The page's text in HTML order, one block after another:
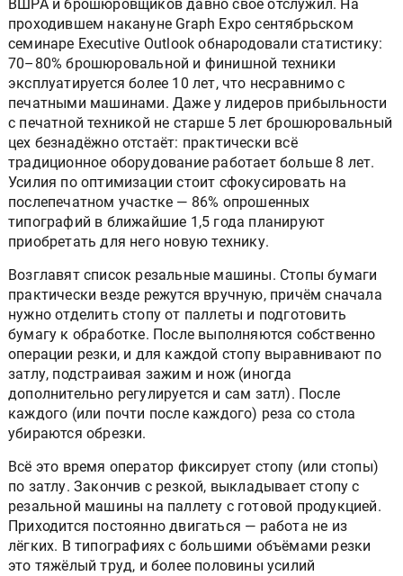
ВШРА и брошюровщиков давно своё отслужил. На
проходившем накануне Graph Expo сентябрьском
семинаре Executive Outlook обнародовали статистику:
70–80% брошюровальной и финишной техники
эксплуатируется более 10 лет, что несравнимо с
печатными машинами. Даже у лидеров прибыльности
с печатной техникой не старше 5 лет брошюровальный
цех безнадёжно отстаёт: практически всё
традиционное оборудование работает больше 8 лет.
Усилия по оптимизации стоит сфокусировать на
послепечатном участке — 86% опрошенных
типографий в ближайшие 1,5 года планируют
приобретать для него новую технику.
Возглавят список резальные машины. Стопы бумаги
практически везде режутся вручную, причём сначала
нужно отделить стопу от паллеты и подготовить
бумагу к обработке. После выполняются собственно
операции резки, и для каждой стопу выравнивают по
затлу, подстраивая зажим и нож (иногда
дополнительно регулируется и сам затл). После
каждого (или почти после каждого) реза со стола
убираются обрезки.
Всё это время оператор фиксирует стопу (или стопы)
по затлу. Закончив с резкой, выкладывает стопу с
резальной машины на паллету с готовой продукцией.
Приходится постоянно двигаться — работа не из
лёгких. В типографиях с большими объёмами резки
это тяжёлый труд, и более половины усилий